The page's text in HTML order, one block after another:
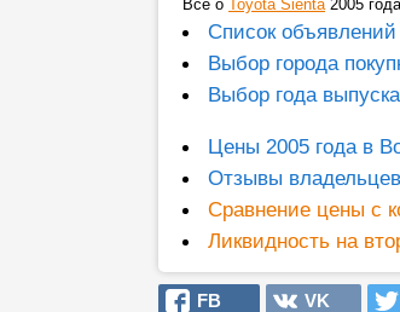
Всё о Toyota Sienta2005
Список объявлений
Выбор города
Выбор года выпуска
Цены 2005 года в
Отзывы владельцев
Сравнение цены с
Ликвидность на
FB VK